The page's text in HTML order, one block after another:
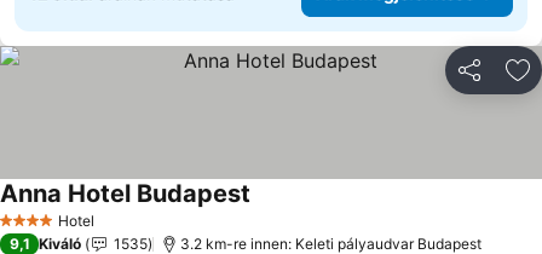
4 KategóriaHotel
Anna Hotel Budapest
9,1 Kiváló 1535 3.2 km-re innen: Keleti pályaudvar Budapest